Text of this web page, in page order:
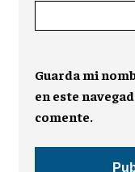
Guarda mi
en este
comente.